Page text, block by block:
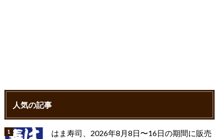
人気の記事
はま寿司、2026年8月8日〜16日の期間に販売